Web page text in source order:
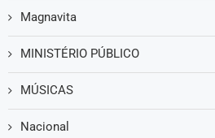
Magnavita
MINISTÉRIO PÚBLICO
MÚSICAS
Nacional